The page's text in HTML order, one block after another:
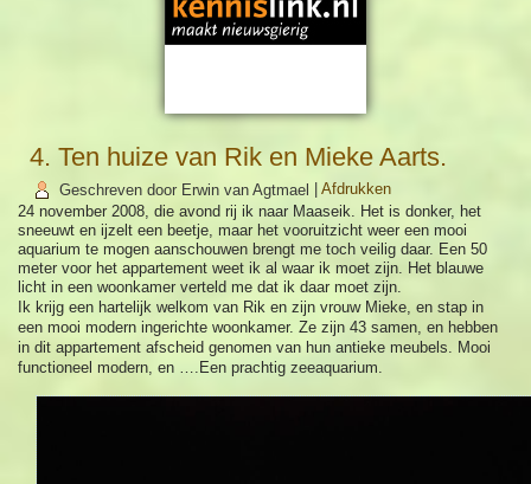
4. Ten huize van Rik en Mieke Aarts.
Geschreven door Erwin van Agtmael |Afdrukken
24 november 2008, die avond rij ik naar Maaseik. Het is donker, het
sneeuwt en ijzelt een beetje, maar het vooruitzicht weer een mooi
aquarium te mogen aanschouwen brengt me toch veilig daar. Een 50
meter voor het appartement weet ik al waar ik moet zijn. Het blauwe
licht in een woonkamer verteld me dat ik daar moet zijn.
Ik krijg een hartelijk welkom van Rik en zijn vrouw Mieke, en stap in
een mooi modern ingerichte woonkamer. Ze zijn 43 samen, en hebben
in dit appartement afscheid genomen van hun antieke meubels. Mooi
functioneel modern, en ….Een prachtig zeeaquarium.